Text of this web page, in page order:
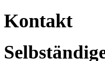
Kontakt